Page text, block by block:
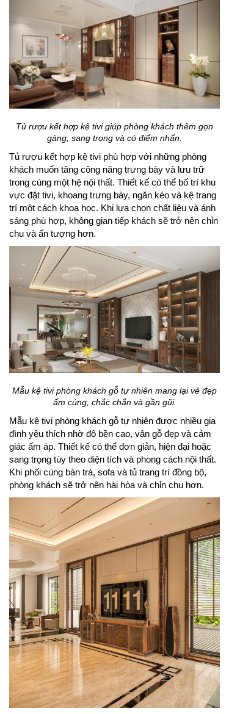
Tủ rượu kết hợp kệ tivi giúp phòng khách thêm gọn
gàng, sang trọng và có điểm nhấn.
Tủ rượu kết hợp kệ tivi phù hợp với những phòng
khách muốn tăng công năng trưng bày và lưu trữ
trong cùng một hệ nội thất. Thiết kế có thể bố trí khu
vực đặt tivi, khoang trưng bày, ngăn kéo và kệ trang
trí một cách khoa học. Khi lựa chọn chất liệu và ánh
sáng phù hợp, không gian tiếp khách sẽ trở nên chỉn
chu và ấn tượng hơn.
Mẫu kệ tivi phòng khách gỗ tự nhiên mang lại vẻ đẹp
ấm cúng, chắc chắn và gần gũi.
Mẫu kệ tivi phòng khách gỗ tự nhiên được nhiều gia
đình yêu thích nhờ độ bền cao, vân gỗ đẹp và cảm
giác ấm áp. Thiết kế có thể đơn giản, hiện đại hoặc
sang trọng tùy theo diện tích và phong cách nội thất.
Khi phối cùng bàn trà, sofa và tủ trang trí đồng bộ,
phòng khách sẽ trở nên hài hòa và chỉn chu hơn.